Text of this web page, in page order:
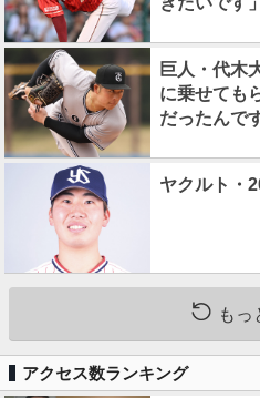
巨人・代木
に乗せても
だったんで
ヤクルト・
もっ
アクセス数ランキング